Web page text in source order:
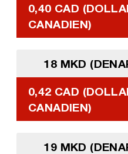
0,40 CAD
CANADIEN)
18 MKD
0,42 CAD
CANADIEN)
19 MKD